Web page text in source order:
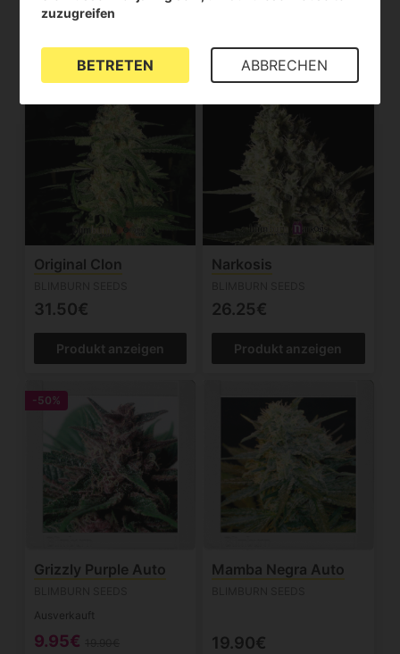
Original Clon
31.50€
Produkt anzeigen
Narkosis
26.25€
Produkt anzeigen
-50%
Grizzly Purple Auto
Ausverkauft
9.95€
Mamba Negra Auto
19.90€
zuzugreifen
BETRETEN ABBRECHEN